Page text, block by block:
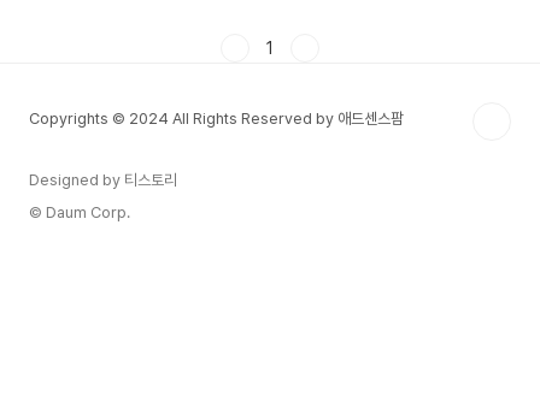
요. 그 ..
1
Copyrights © 2024 All Rights Reserved by 애드센스팜
Designed by 티스토리
© Daum Corp.